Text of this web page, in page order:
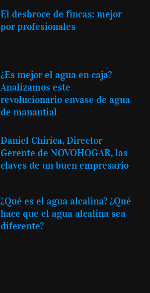
El desbroce de fincas: mejor
por profesionales
¿Es mejor el agua en caja?
Analizamos este
revolucionario envase de agua
de manantial
Daniel Chirica, Director
Gerente de NOVOHOGAR, las
claves de un buen empresario
¿Qué es el agua alcalina? ¿Qué
hace que el agua alcalina sea
diferente?